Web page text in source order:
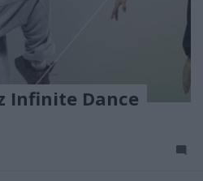
Infinite Dance